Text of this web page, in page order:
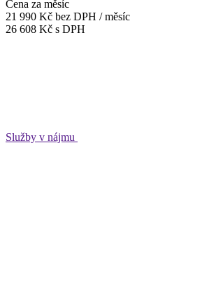
Cena za měsíc
21 990 Kč bez DPH / měsíc
26 608 Kč s DPH
Služby v nájmu